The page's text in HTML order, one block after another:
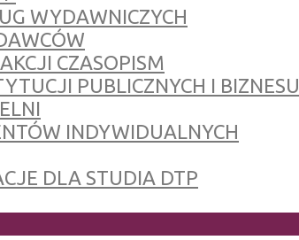
WYDAWNICZYCH
CZASOPISM
PUBLICZNYCH I BIZNESU
INDYWIDUALNYCH
DLA STUDIA DTP